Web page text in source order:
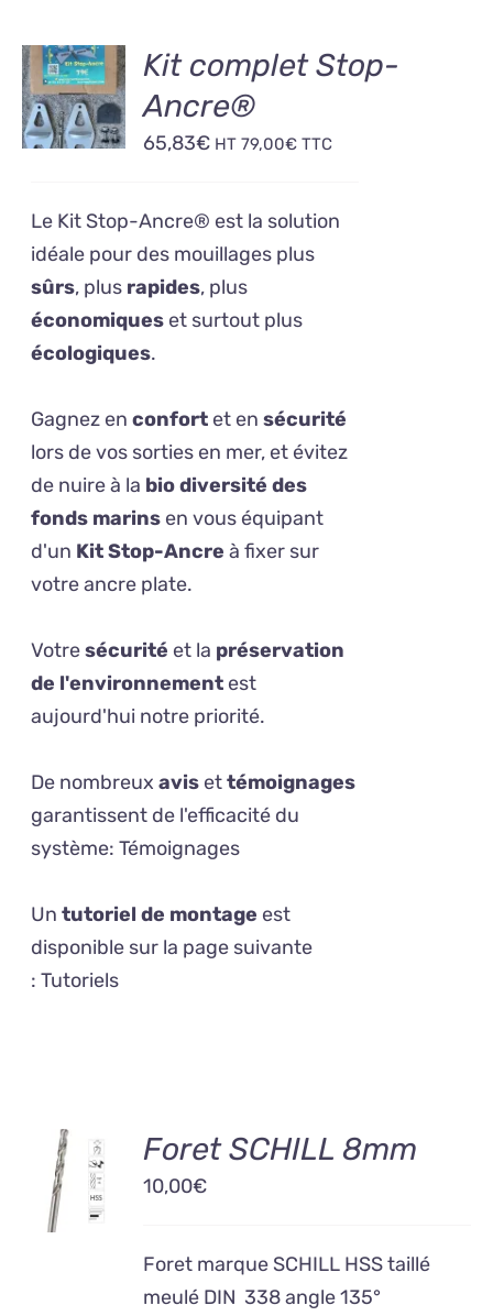
AJOUTER
AU
PANIER
/
DÉTAILS
Kit complet Stop-
Ancre®
65,83€ HT79,00€ TTC
Le Kit Stop-Ancre® est la solution
idéale pour des mouillages plus
sûrs, plus rapides, plus
économiques et surtout plus
écologiques.
Gagnez enconfort et ensécurité
lors de vos sorties en mer, et évitez
de nuire à la bio diversité des
fonds marins en vous équipant
d'un Kit Stop-Ancre à fixer sur
votre ancre plate.
Votresécurité et la préservation
de l'environnement est
aujourd'hui notre priorité.
De nombreuxavis ettémoignages
garantissent de l'efficacité du
système:Témoignages
Untutoriel de montage est
disponible sur la page suivante
:Tutoriels
AJOUTER
AU
PANIER
DÉTAILS
Foret SCHILL 8mm
10,00€
Foret marque SCHILL HSS taillé
meulé DIN 338 angle 135°